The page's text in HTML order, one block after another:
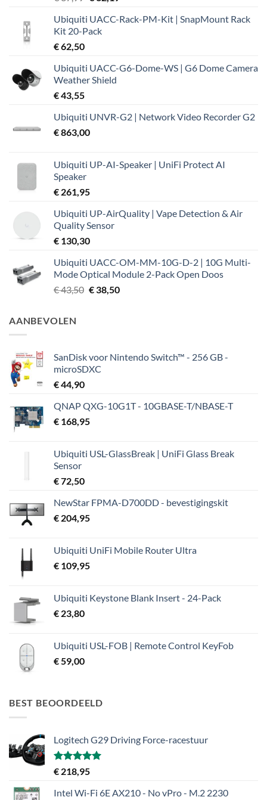
was:
€ 37,99.
is:
Ubiquiti UACC-Rack-PM-Kit | SnapMount Rack
Kit 20-Pack
€62,50
Ubiquiti UACC-G6-Dome-WS | G6 Dome Camera
Weather Shield
€43,55
Ubiquiti UNVR-G2 | Network Video Recorder G2
€863,00
Ubiquiti UP-AI-Speaker | UniFi Protect AI
Speaker
€ 261,95
Ubiquiti UP-AirQuality | Vape Detection & Air
Quality Sensor
€ 130,30
Ubiquiti UACC-OM-MM-10G-D-2 | 10G Multi-
Mode Optical Module 2-Pack Open Doos
€43,50 Oorspronkelijke
€38,50Huidige
AANBEVOLEN
SanDisk voor Nintendo Switch™ - 256 GB -
microSDXC
€44,90
QNAP QXG-10G1T - 10GBASE-T/NBASE-T
€ 168,95
Ubiquiti USL-GlassBreak | UniFi Glass Break
Sensor
€72,50
NewStar FPMA-D700DD - bevestigingskit
€ 204,95
Ubiquiti UniFi Mobile Router Ultra
€ 109,95
Ubiquiti Keystone Blank Insert - 24-Pack
€ 23,80
Ubiquiti USL-FOB | Remote Control KeyFob
€59,00
BEST BEOORDEELD
Logitech G29 Driving Force-racestuur
Gewaardeerd
uit 5
€ 218,95
Intel Wi-Fi 6E AX210 - No vPro - M.2 2230